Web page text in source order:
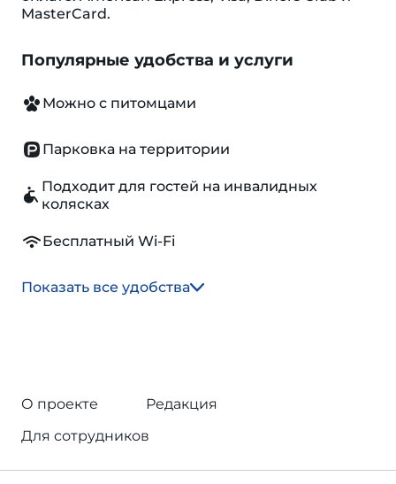
MasterCard.
Популярные удобства и услуги
Можно с питомцами
Парковка на территории
Подходит для гостей на инвалидных
колясках
Бесплатный Wi-Fi
Показать все удобства
О проекте
Редакция
Для сотрудников